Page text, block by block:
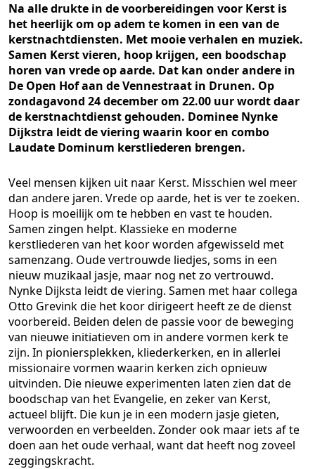
Na alle drukte in de voorbereidingen voor Kerst is
het heerlijk om op adem te komen in een van de
kerstnachtdiensten. Met mooie verhalen en muziek.
Samen Kerst vieren, hoop krijgen, een boodschap
horen van vrede op aarde. Dat kan onder andere in
De Open Hof aan de Vennestraat in Drunen. Op
zondagavond 24 december om 22.00 uur wordt daar
de kerstnachtdienst gehouden. Dominee Nynke
Dijkstra leidt de viering waarin koor en combo
Laudate Dominum kerstliederen brengen.
Veel mensen kijken uit naar Kerst. Misschien wel meer
dan andere jaren. Vrede op aarde, het is ver te zoeken.
Hoop is moeilijk om te hebben en vast te houden.
Samen zingen helpt. Klassieke en moderne
kerstliederen van het koor worden afgewisseld met
samenzang. Oude vertrouwde liedjes, soms in een
nieuw muzikaal jasje, maar nog net zo vertrouwd.
Nynke Dijksta leidt de viering. Samen met haar collega
Otto Grevink die het koor dirigeert heeft ze de dienst
voorbereid. Beiden delen de passie voor de beweging
van nieuwe initiatieven om in andere vormen kerk te
zijn. In pioniersplekken, kliederkerken, en in allerlei
missionaire vormen waarin kerken zich opnieuw
uitvinden. Die nieuwe experimenten laten zien dat de
boodschap van het Evangelie, en zeker van Kerst,
actueel blijft. Die kun je in een modern jasje gieten,
verwoorden en verbeelden. Zonder ook maar iets af te
doen aan het oude verhaal, want dat heeft nog zoveel
zeggingskracht.